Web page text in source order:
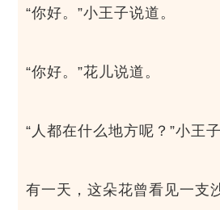
“你好。”小王子说道。
“你好。”花儿说道。
“人都在什么地方呢？”小王
有一天，这朵花曾看见一支